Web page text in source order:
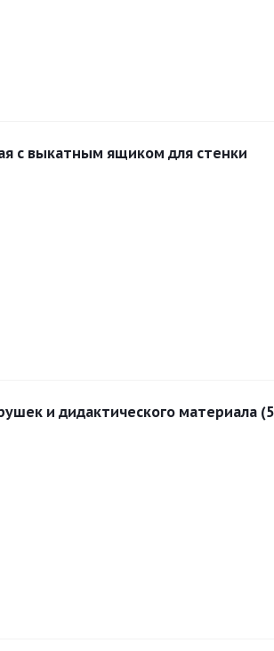
с выкатным ящиком для стенки
и дидактического материала (5